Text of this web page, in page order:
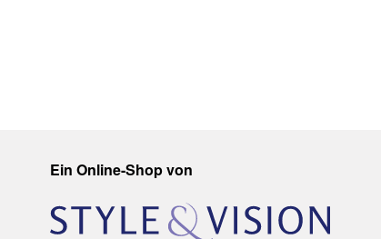
Ein Online-Shop von